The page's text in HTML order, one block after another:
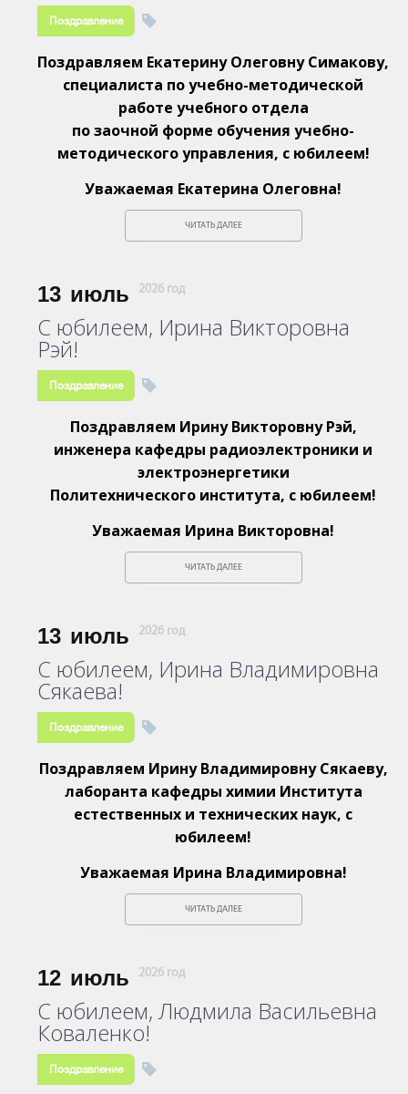
Поздравление
Поздравляем Екатерину Олеговну Симакову,
специалиста по учебно-методической
работе учебного отдела
по заочной форме обучения учебно-
методического управления, с юбилеем!
Уважаемая Екатерина Олеговна!
ЧИТАТЬ ДАЛЕЕ
13 июль 2026 год
С юбилеем, Ирина Викторовна
Рэй!
Поздравление
Поздравляем Ирину Викторовну Рэй,
инженера кафедры радиоэлектроники и
электроэнергетики
Политехнического института, с юбилеем!
Уважаемая Ирина Викторовна!
ЧИТАТЬ ДАЛЕЕ
13 июль 2026 год
С юбилеем, Ирина Владимировна
Сякаева!
Поздравление
Поздравляем Ирину Владимировну Сякаеву,
лаборанта кафедры химии Института
естественных и технических наук, с
юбилеем!
Уважаемая Ирина Владимировна!
ЧИТАТЬ ДАЛЕЕ
12 июль 2026 год
С юбилеем, Людмила Васильевна
Коваленко!
Поздравление